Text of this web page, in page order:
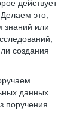
действует
это,
знаний или
создания
данных
поручения